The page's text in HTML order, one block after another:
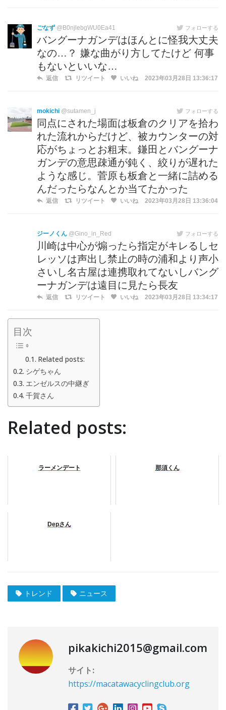
ごなず @B0njlebgWU0Ea41 フォローする
バングーナガンデはほんとに怪我大丈夫
なの…？ 嫌な曲がり方してたけど 何事
もないといいな…
返信 リツイート いいね 2023年03月28日 13:36:17
mokichi @sutamen_j フォローする
同点にされた場面は板倉のクリアを拾わ
れた流れからだけど、被カウンターの対
応がちょっとお粗末。鎌田とバングーナ
ガンデの意思疎通が鈍く、絞りが遅れた
ような感じ。菅原も板倉と一緒に詰める
んだったらなんとか当てたかった
返信 リツイート いいね 2023年03月28日 13:36:04
ジーノくん @Gino_in_Red フォローする
川崎は中心が煽ったら指定がキレるしセ
レッソは声出し禁止の時の浦和より声小
さいし名古屋は連携取れてないしバング
ーナガンデは遠目に見たら長友
返信 リツイート いいね 2023年03月28日 13:34:17
目次
Related posts:
シゲちゃん
エンゼルスの中継ぎ
千賀さん
Related posts:
ラーメンデート 那須くん
Depさん
トレンド ニュース
pikakichi2015@gmail.com
サイト:
https://macatawacyclingclub.org